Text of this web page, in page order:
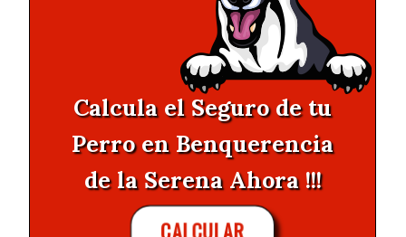
Calcula el Seguro de tu
Perro en Benquerencia
de la Serena Ahora !!!
CALCULAR